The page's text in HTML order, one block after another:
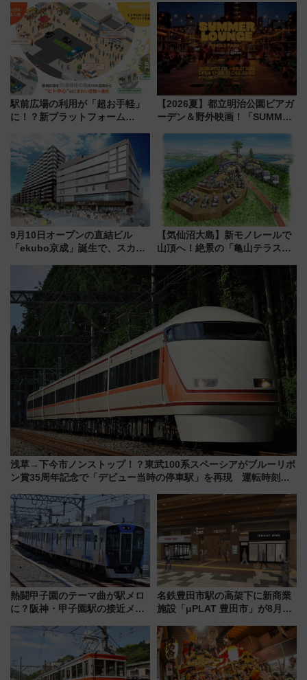
ブ」今秋登場 ―予測不能の恐
怖に泣き叫べ―
ZOO」開催情報
駅前広場の利用が「超お手軽」
に！？新プラットフォーム
マホで簡単申請 物販や演奏会な
どに【JR東日本】
【2026夏】都立明治公園ビアガ
ーデン＆野外映画！「SUMMER
ケジュール 夜風とビール、映画
を満喫！
9月10日オープンの直結ビル
「ekubo京成」誕生で、スカイ
新鎌ヶ谷はどう変わる？ 全テナ
ント情報も公開！
【気仙沼大島】新モノレールで
山頂へ！絶景の「亀山テラス
暇村のお得な日帰りプランも登
場
浅草→下今市ノンストップ！？東武100系スペーシアがブルーリボ
ン賞35周年記念で「デビュー当時の停車駅」を再現 運転時刻や
熱闘甲子園のテーマ曲が駅メロ
に？阪神・甲子園駅の接近メロ
谷実アレンジの特別仕様へ、8月
5日始発から
名鉄豊田市駅の高架下に新商業
施設「μPLAT 豊田市」が8月26
たな玄関口へ